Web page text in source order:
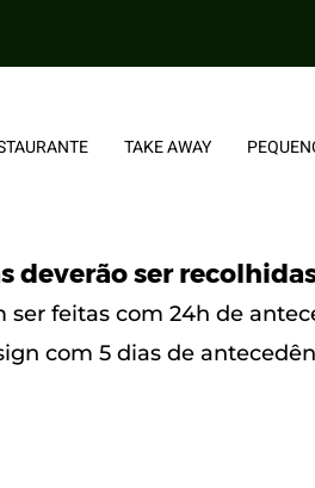
TAKE AWAY
deverão ser
ser feitas com 24h de
com 5 dias de